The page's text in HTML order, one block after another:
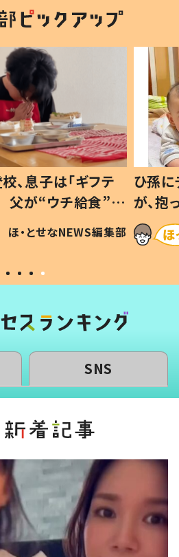
、息子は「ギフテ
父が“ウチ給食”を
由とは #令和の親
ほ・とせなNEWS編集部
ひ孫
が、
「涙が
い」
SNS